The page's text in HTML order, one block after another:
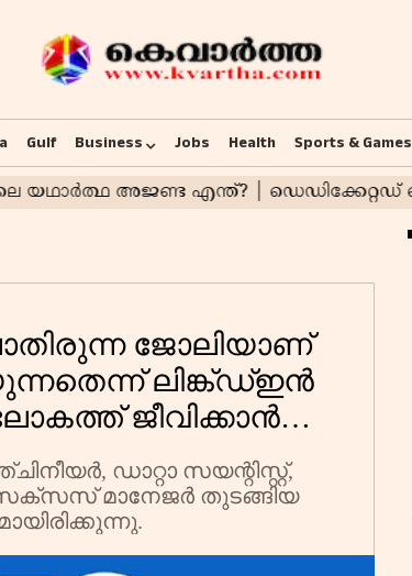
Gulf Business Jobs Health Sports & Games
ജോലിയാണ്
ലിങ്ക്ഡ്ഇൻ
ജീവിക്കാൻ
ഡാറ്റാ സയന്റിസ്റ്റ്,
സക്‌സസ് മാനേജർ തുടങ്ങിയ